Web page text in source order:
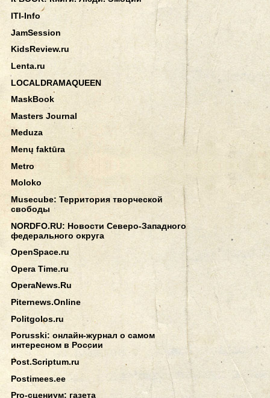
ITI-Info
JamSession
KidsReview.ru
Lenta.ru
LOCALDRAMAQUEEN
MaskBook
Masters Journal
Meduza
Menų faktūra
Metro
Moloko
Musecube: Территория творческой
свободы
NORDFO.RU: Новости Северо-Западного
федерального округа
OpenSpace.ru
Opera Time.ru
OperaNews.Ru
Piternews.Online
Politgolos.ru
Porusski: онлайн-журнал о самом
интересном в России
Post.Scriptum.ru
Postimees.ee
Pro-сцениум: газета